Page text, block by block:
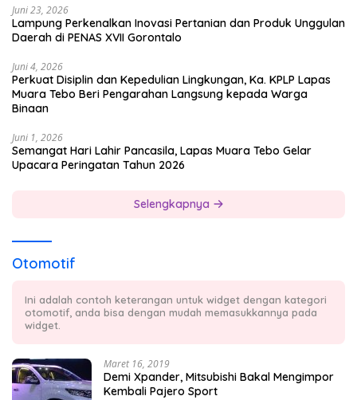
Juni 23, 2026
Lampung Perkenalkan Inovasi Pertanian dan Produk Unggulan
Daerah di PENAS XVII Gorontalo
Juni 4, 2026
Perkuat Disiplin dan Kepedulian Lingkungan, Ka. KPLP Lapas
Muara Tebo Beri Pengarahan Langsung kepada Warga
Binaan
Juni 1, 2026
Semangat Hari Lahir Pancasila, Lapas Muara Tebo Gelar
Upacara Peringatan Tahun 2026
Selengkapnya
Otomotif
Ini adalah contoh keterangan untuk widget dengan kategori
otomotif, anda bisa dengan mudah memasukkannya pada
widget.
Maret 16, 2019
Demi Xpander, Mitsubishi Bakal Mengimpor
Kembali Pajero Sport